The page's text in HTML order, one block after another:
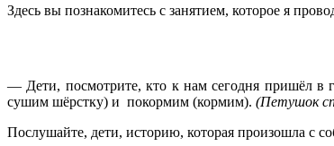
Здесь вы познакомитесь с занятием, которое я
— Дети, посмотрите, кто к нам сегодня пришёл в
сушим шёрстку) и покормим (кормим). (Петушок
Послушайте, дети, историю, которая произошла с